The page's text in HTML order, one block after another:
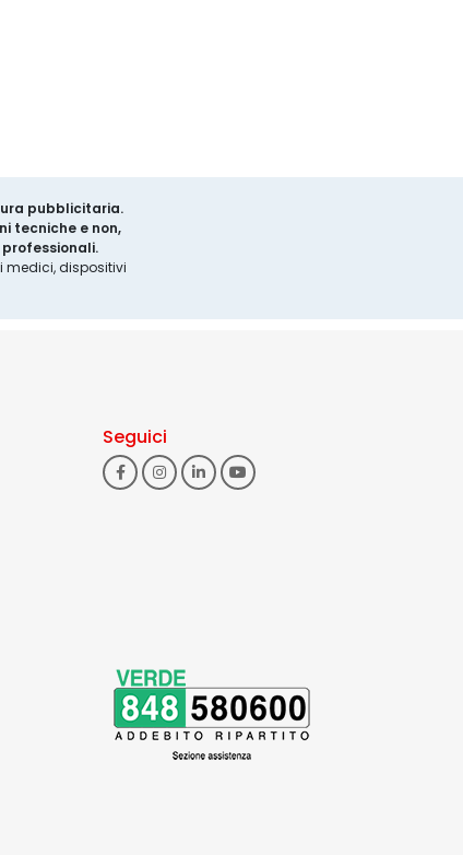
pubblicitaria.
tecniche e non,
medici, dispositivi
Seguici